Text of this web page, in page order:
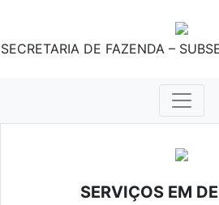
SECRETARIA DE FAZENDA –
SERVIÇOS EM